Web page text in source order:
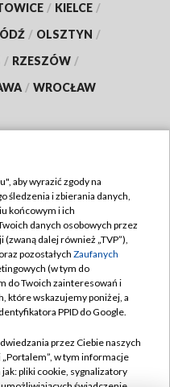
/ KIELCE /
/ OLSZTYN /
/ RZESZÓW /
/ WROCŁAW
TVP
aby wyrazić zgody na
śledzenia i zbierania danych,
końcowym i ich
danych osobowych przez
(zwaną dalej również „TVP”),
oraz pozostałych Zaufanych
(w tym do
do Twoich zainteresowań i
które wskazujemy poniżej, a
PPID do Google.
przez Ciebie naszych
w tym informacje
pliki cookie, sygnalizatory